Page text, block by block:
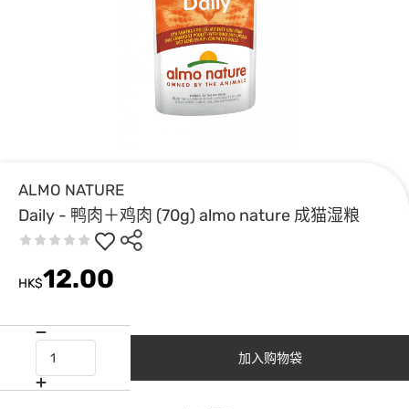
ALMO NATURE
Daily - 鸭肉＋鸡肉 (70g) almo nature 成猫湿粮
HK$12.00
加入购物袋